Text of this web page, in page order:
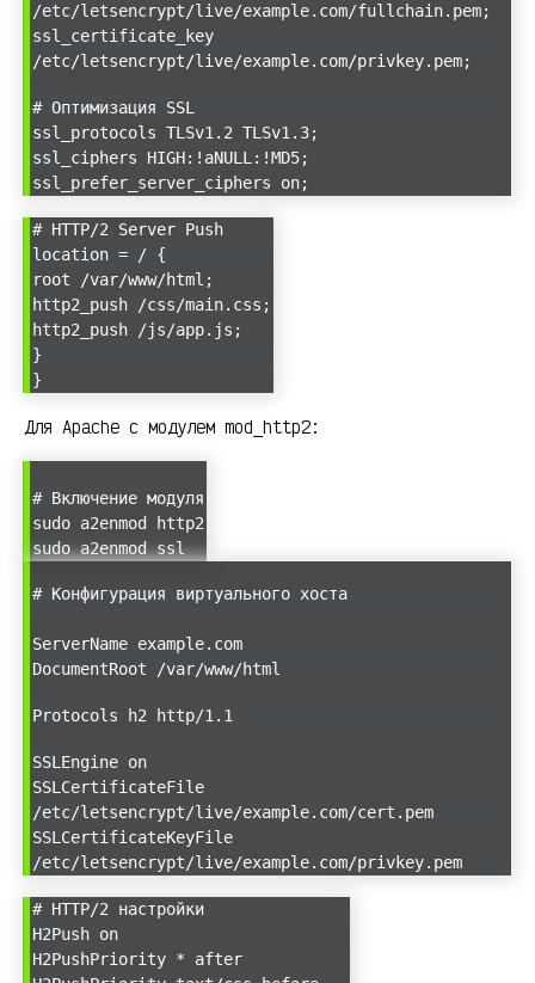
/etc/letsencrypt/live/example.com/fullchain.pem;
ssl_certificate_key
/etc/letsencrypt/live/example.com/privkey.pem;
# Оптимизация SSL
ssl_protocols TLSv1.2 TLSv1.3;
ssl_ciphers HIGH:!aNULL:!MD5;
ssl_prefer_server_ciphers on;
# HTTP/2 Server Push
location = / {
root /var/www/html;
http2_push /css/main.css;
http2_push /js/app.js;
}
}
Для Apache с модулем mod_http2:
# Включение модуля
sudo a2enmod http2
sudo a2enmod ssl
# Конфигурация виртуального хоста
ServerName example.com
DocumentRoot /var/www/html
Protocols h2 http/1.1
SSLEngine on
SSLCertificateFile
/etc/letsencrypt/live/example.com/cert.pem
SSLCertificateKeyFile
/etc/letsencrypt/live/example.com/privkey.pem
# HTTP/2 настройки
H2Push on
H2PushPriority * after